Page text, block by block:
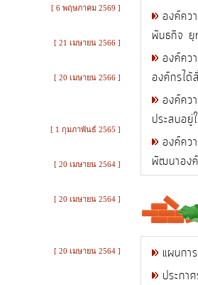
[ 6 พฤษภาคม 2569 ]
[ 21 เมษายน 2566 ]
[ 20 เมษายน 2566 ]
[ 1 กุมภาพันธ์ 2565 ]
[ 20 เมษายน 2564 ]
[ 20 เมษายน 2564 ]
[ 20 เมษายน 2564 ]
องค์คว
พันธกิจ ยุ
องค์คว
องค์กรได้
องค์คว
ประสบอยู่
องค์คว
พัฒนาอง
แผนกา
ประกา